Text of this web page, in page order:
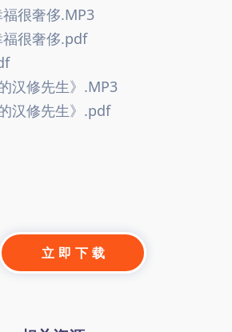
很奢侈.MP3
很奢侈.pdf
汉修先生》.MP3
汉修先生》.pdf
立 即 下 载